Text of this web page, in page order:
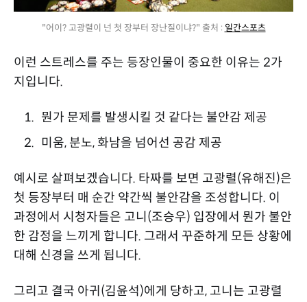
"어이? 고광렬이 넌 첫 장부터 장난질이냐?" 출처 : 일간스포츠
이런 스트레스를 주는 등장인물이 중요한 이유는 2가
지입니다.
뭔가 문제를 발생시킬 것 같다는 불안감 제공
미움, 분노, 화남을 넘어선 공감 제공
예시로 살펴보겠습니다. 타짜를 보면 고광렬(유해진)은
첫 등장부터 매 순간 약간씩 불안감을 조성합니다. 이
과정에서 시청자들은 고니(조승우) 입장에서 뭔가 불안
한 감정을 느끼게 합니다. 그래서 꾸준하게 모든 상황에
대해 신경을 쓰게 됩니다.
그리고 결국 아귀(김윤석)에게 당하고, 고니는 고광렬